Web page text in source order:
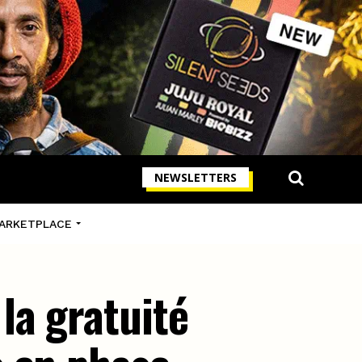
NEWSLETTERS
gratuité